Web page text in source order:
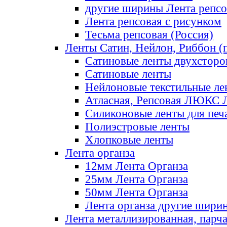
другие ширины Лента
Лента репсовая с рисунком
Тесьма репсовая (Россия)
Ленты Сатин, Нейлон, Риббон
Сатиновые ленты
Сатиновые ленты
Нейлоновые текстильные
Атласная, Репсовая ЛЮКС
Силиконовые ленты для
Полиэстровые ленты
Хлопковые ленты
Лента органза
12мм Лента Органза
25мм Лента Органза
50мм Лента Органза
Лента органза другие
Лента металлизированная, парча